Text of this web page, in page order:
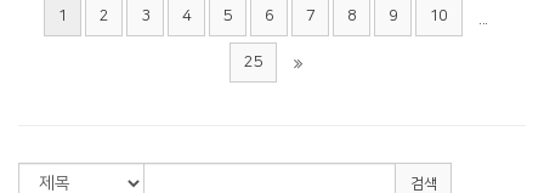
1 2 3 4 5 6 7 8 9 10
25
검색